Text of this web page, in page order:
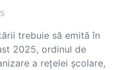
trebuie să emită în
2025, ordinul de
a rețelei școlare,